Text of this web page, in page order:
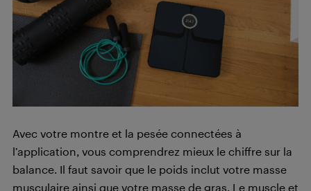
Avec votre montre et la pesée connectées à
l’application, vous comprendrez mieux le chiffre sur la
balance. Il faut savoir que le poids inclut votre masse
musculaire ainsi que votre masse de gras. Le muscle et